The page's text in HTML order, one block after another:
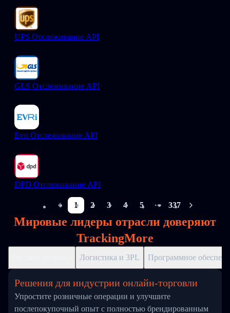
UPS Отслеживание API
GLS Отслеживание API
Evri Отслеживание API
DPD Отслеживание API
1 2 3 4 5
More pages
337
Мировые лидеры отрасли доверяют
TrackingMore
Логистика и 3PL Программное
Решения для индустрии онлайн-торговли
Упростите розничные операции и улучшите
послепокупочный опыт с полностью брендированным